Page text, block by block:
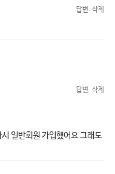
답변 삭제
답변 삭제
일반회원 가입했어요 그래도